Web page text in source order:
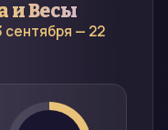
иВесы
сентября — 22